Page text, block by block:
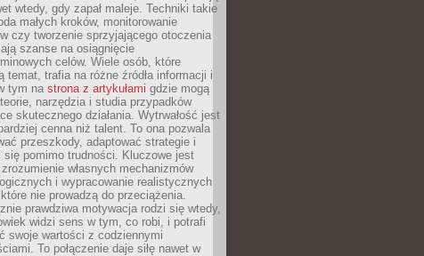
wtedy, gdy zapał maleje. Techniki takie
małych kroków, monitorowanie
czy tworzenie sprzyjającego otoczenia
szanse na osiągnięcie
celów. Wiele osób, które
temat, trafia na różne źródła informacji i
tym na strona z artykułami gdzie mogą
narzędzia i studia przypadków
skutecznego działania. Wytrwałość jest
cenna niż talent. To ona pozwala
przeszkody, adaptować strategie i
się pomimo trudności. Kluczowe jest
własnych mechanizmów
i wypracowanie realistycznych
nie prowadzą do przeciążenia.
prawdziwa motywacja rodzi się wtedy,
widzi sens w tym, co robi, i potrafi
swoje wartości z codziennymi
To połączenie daje siłę nawet w